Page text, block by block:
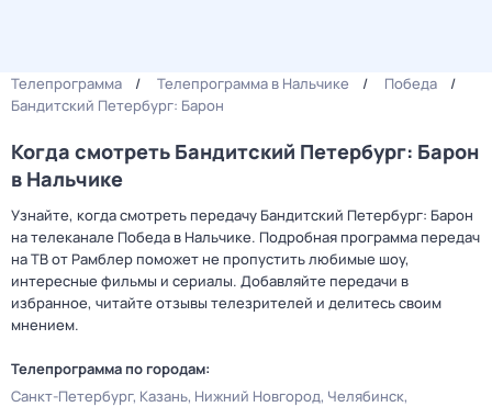
Телепрограмма Телепрограмма в Нальчике
Победа
Бандитский Петербург: Барон
Когда смотреть Бандитский Петербург: Барон
в Нальчике
Узнайте, когда смотреть передачу Бандитский Петербург: Барон
на телеканале Победа в Нальчике. Подробная программа передач
на ТВ от Рамблер поможет не пропустить любимые шоу,
интересные фильмы и сериалы. Добавляйте передачи в
избранное, читайте отзывы телезрителей и делитесь своим
мнением.
Телепрограмма по городам:
Санкт-Петербург Казань Нижний Новгород Челябинск